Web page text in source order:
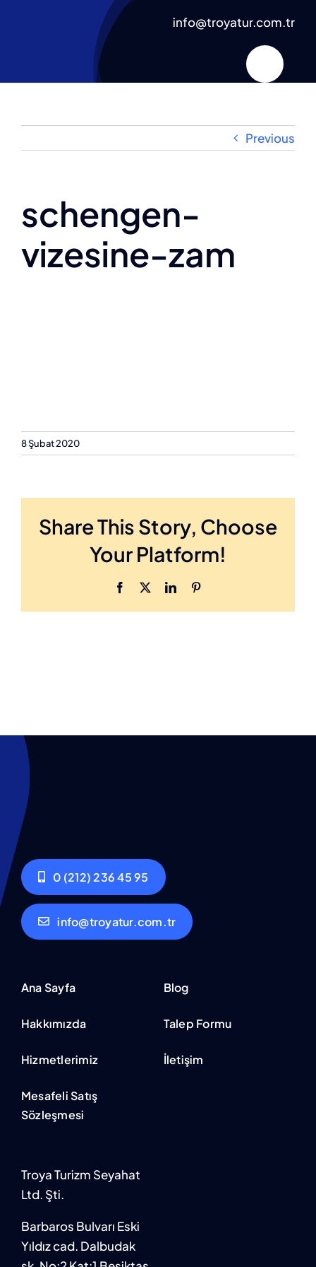
info@troyatur.com.tr
Previous
schengen-
vizesine-zam
8 Şubat 2020
Share This Story, Choose
Your Platform!
Facebook LinkedIn
0 (212) 236 45 95
info@troyatur.com.tr
Ana Sayfa
Hakkımızda
Hizmetlerimiz
Mesafeli Satış
Sözleşmesi
Blog
Talep Formu
İletişim
Troya Turizm Seyahat
Ltd. Şti.
Barbaros Bulvarı Eski
Yıldız cad. Dalbudak